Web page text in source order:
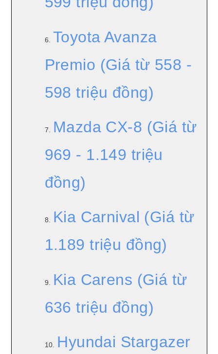
6. Toyota Avanza
Premio (Giá từ 558 -
598 triệu đồng)
7.
Mazda CX-8 (Giá từ
969 - 1.149 triệu
đồng)
8. Kia Carnival (Giá từ
1.189 triệu đồng)
9.
Kia Carens (Giá từ
636 triệu đồng)
10.
Hyundai Stargazer